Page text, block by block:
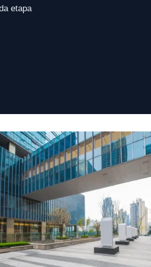
etapa